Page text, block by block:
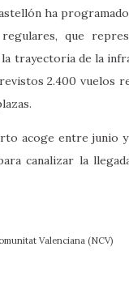
ha
que
trayectoria de la
2.400 vuelos
acoge entre junio
canalizar la
Valenciana (NCV)